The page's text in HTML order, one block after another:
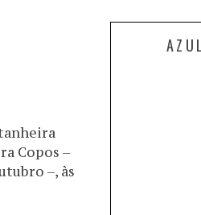
Copos –
–, às